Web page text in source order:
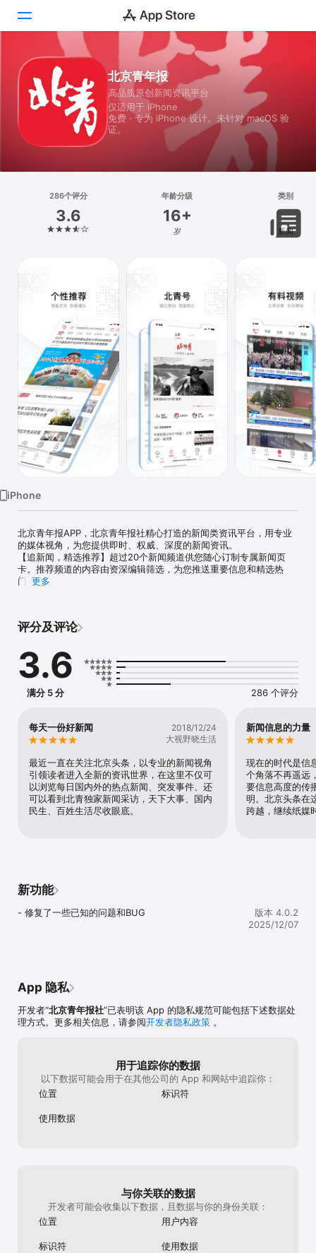
Today
游戏
北京青年报
高品质原创新闻资讯平台
仅适用于 iPhone
免费 · 专为 iPhone 设计。未针对 macOS 验
证。
286个评分
3.6
年龄分级
16+
岁
类别
新闻
iPhone
北京青年报APP，北京青年报社精心打造的新闻类资讯平台，用专业
的媒体视角，为您提供即时、权威、深度的新闻资讯。
【追新闻，精选推荐】超过20个新闻频道供您随心订制专属新闻页
卡。推荐频道的内容由资深编辑筛选，为您推送重要信息和精选热
门。
在北青即时。
更多
评分及评论
3.6
满分 5 分 286 个评分
每天一份好新闻
2018/12/24
大视野晓生活
最近一直在关注北京头条，以专业的新闻视角
引领读者进入全新的资讯世界，在这里不仅可
以浏览每日国内外的热点新闻、突发事件、还
可以看到北青独家新闻采访，天下大事、国内
民生、百姓生活尽收眼底。
新闻信息的力量
现在的时代是信
个角落不再遥远
要信息高度的传
明。北京头条在
跨越，继续纸媒
新功能
- 修复了一些已知的问题和BUG
版本 4.0.2
2025/12/07
App 隐私
开发者“北京青年报社”已表明该 App 的隐私规范可能包括下述数据处
理方式。更多相关信息，请参阅开发者隐私政策 。
用于追踪你的数据
以下数据可能会用于在其他公司的 App 和网站中追踪你：
位置
标识符
使用数据
与你关联的数据
开发者可能会收集以下数据，且数据与你的身份关联：
位置
用户内容
标识符 使用数据